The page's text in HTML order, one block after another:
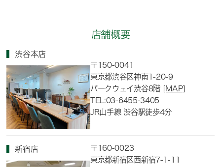
店舗概要
渋谷本店
〒150-0041
東京都渋谷区神南1-20-9
パークウェイ渋谷8階 [MAP]
TEL:03-6455-3405
JR山手線 渋谷駅徒歩4分
新宿店
〒160-0023
東京都新宿区西新宿7-1-11